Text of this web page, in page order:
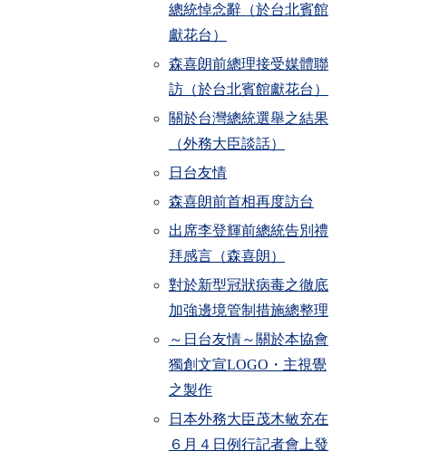
總統悼念辭（於台北賓館
獻花台）
森喜朗前總理接受媒體聯
訪（於台北賓館獻花台）
關於台灣總統選舉之結果
（外務大臣談話）
日台友情
森喜朗前首相再度訪台
出席李登輝前總統告別禮
拜感言（森喜朗）
對於新型冠狀病毒之徹底
加強邊境管制措施總整理
～日台友情～關於本協會
獨創文宣LOGO・主視覺
之製作
日本外務大臣茂木敏充在
６月４日例行記者會上發